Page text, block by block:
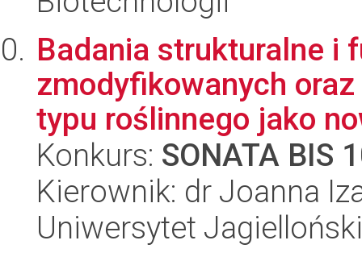
Badania strukturalne i
zmodyfikowanych
typu roślinnego jako
Konkurs: SONATA BIS
Kierownik: dr Joanna
Uniwersytet